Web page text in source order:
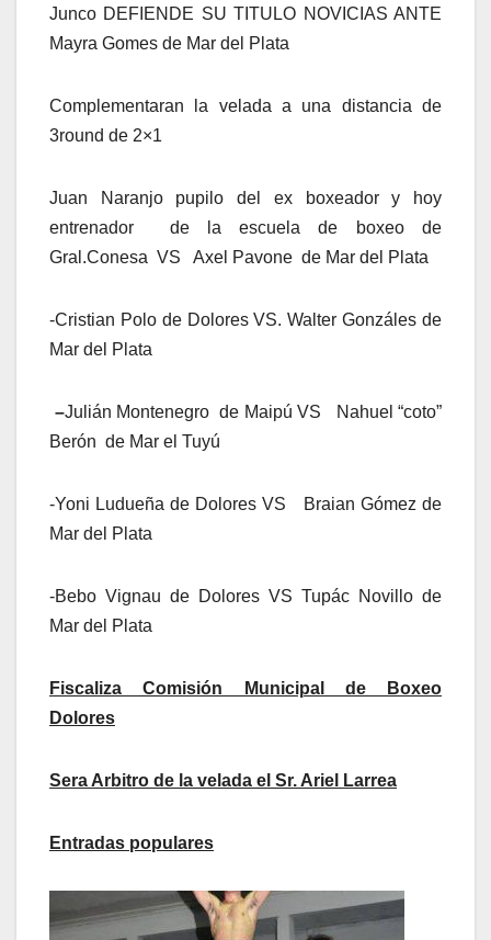
Junco DEFIENDE SU TITULO NOVICIAS ANTE
Mayra Gomes de Mar del Plata
Complementaran la velada a una distancia de
3round de 2×1
Juan Naranjo pupilo del ex boxeador y hoy
entrenador de la escuela de boxeo de
Gral.Conesa VS Axel Pavone de Mar del Plata
-Cristian Polo de Dolores VS. Walter Gonzáles de
Mar del Plata
–Julián Montenegro de Maipú VS Nahuel “coto”
Berón de Mar el Tuyú
-Yoni Ludueña de Dolores VS Braian Gómez de
Mar del Plata
-Bebo Vignau de Dolores VS Tupác Novillo de
Mar del Plata
Fiscaliza Comisión Municipal de Boxeo
Dolores
Sera Arbitro de la velada el Sr. Ariel Larrea
Entradas populares